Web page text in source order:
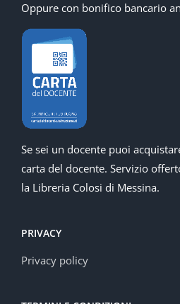
Oppure con bonifico bancario
Se sei un docente puoi
carta del docente. Servizio
la Libreria Colosi di Messina.
PRIVACY
Privacy policy